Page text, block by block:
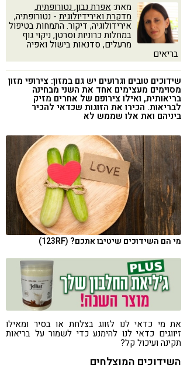
ניקוי רעלים
מזונות על
ילדים
תזונה וספורט
הפרעות קשב & ריכוז
אכילה רגשית
רגישות לגלוטן
טעים להכיר
קורונה
טבעונות
מאת: אפרת נבון, נטורופתית,
מדקרת ואירידיולוגית - נטורופתיה,
אירידולוגיה, דיקור. התמחות בטיפול
במחלות כרוניות וסרטן, ניקוי גוף
מרעלים, סדנאות בישול ואפיה
בריאים
שידוכים טובים וגרועים יש גם במזון: צירופי מזון
מסוימים מעצימים אחד את השני מבחינה
בריאותית, ואילו צירופם של אחרים מזיק
לבריאות. הכירו את הזוגות שכדאי להכיר
ביניהם ואת אלו שממש לא
מי הם השידוכים שיטיבו אתכם? (123RF)
את מי כדאי לנו לזווג בצלחת או בסיר ומאילו
זיווגים כדאי לנו להימנע כדי לשמור על בריאות
תקינה ועיכול קל?
השידוכים המוצלחים